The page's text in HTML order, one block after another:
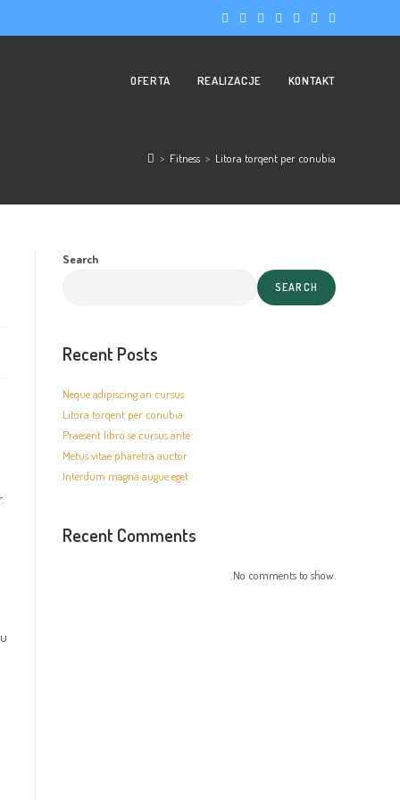
OFERTA REALIZACJE KONTAKT
> Fitness > Litora torqent per conubia
Search
SEARCH
Recent Posts
Neque adipiscing an cursus
Litora torqent per conubia
Praesent libro se cursus ante
Metus vitae pharetra auctor
Interdum magna augue eget
Recent Comments
No comments to show.